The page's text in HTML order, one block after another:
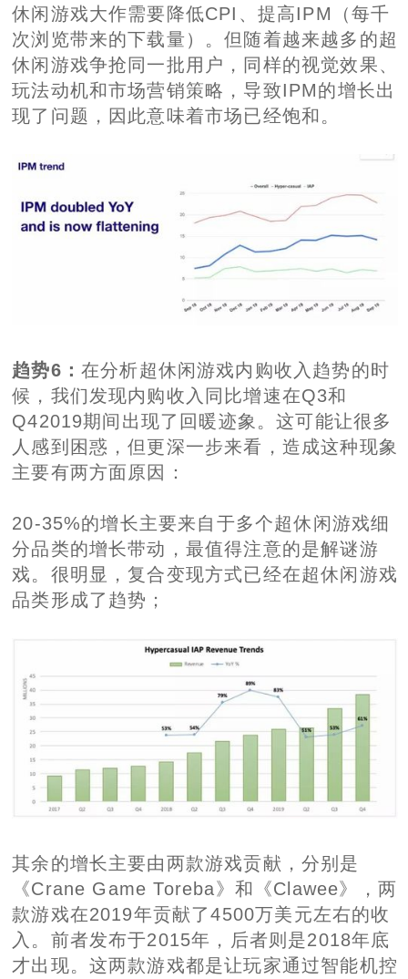
休闲游戏大作需要降低CPI、提高IPM（每千
次浏览带来的下载量）。但随着越来越多的超
休闲游戏争抢同一批用户，同样的视觉效果、
玩法动机和市场营销策略，导致IPM的增长出
现了问题，因此意味着市场已经饱和。
趋势6： 在分析超休闲游戏内购收入趋势的时
候，我们发现内购收入同比增速在Q3和
Q42019期间出现了回暖迹象。这可能让很多
人感到困惑，但更深一步来看，造成这种现象
主要有两方面原因：
20-35%的增长主要来自于多个超休闲游戏细
分品类的增长带动，最值得注意的是解谜游
戏。很明显，复合变现方式已经在超休闲游戏
品类形成了趋势；
其余的增长主要由两款游戏贡献，分别是
《Crane Game Toreba》和《Clawee》，两
款游戏在2019年贡献了4500万美元左右的收
入。前者发布于2015年，后者则是2018年底
才出现。这两款游戏都是让玩家通过智能机控